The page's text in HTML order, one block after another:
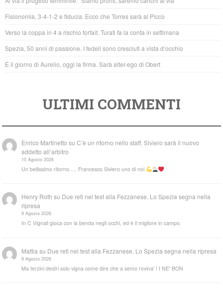
o
o
k
p
p
Fisionomia, 3-4-1-2 e fiducia. Ecco che Torres sarà al Picco
Verso la coppa in 4 a rischio forfait. Turati fa la conta in settimana
Spezia, 50 anni di passione. I fedeli sono cresciuti a vista d’occhio
È il giorno di Aurelio, oggi la firma. Sarà alter-ego di Obert
ULTIMI COMMENTI
Enrico Martinetto suC’è un ritorno nello staff. Siviero sarà il nuovo
addetto all’arbitro
10 Agosto 2026
Un bellissimo ritorno..... Francesco Siviero uno di noi
Henry Roth su Due reti nel test alla Fezzanese. Lo Spezia segna nella
ripresa
9 Agosto 2026
In C Vignali gioca con la benda negli occhi, ed è il migliore in campo.
Mattia su Due reti nel test alla Fezzanese. Lo Spezia segna nella ripresa
9 Agosto 2026
Ma terzini destri solo vigna come dire che a semo rovina' ! I NE' BON